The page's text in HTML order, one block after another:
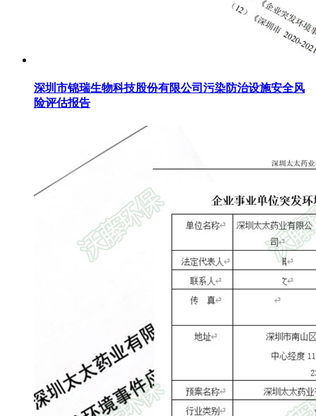
深圳市锦瑞生物科技股份有限公司污染防治设施安全风
险评估报告